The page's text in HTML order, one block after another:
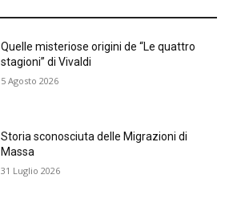
Quelle misteriose origini de “Le quattro
stagioni” di Vivaldi
5 Agosto 2026
Storia sconosciuta delle Migrazioni di
Massa
31 Luglio 2026